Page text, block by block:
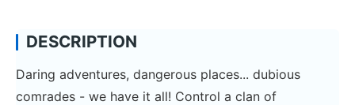
DESCRIPTION
Daring adventures, dangerous places... dubious
comrades - we have it all! Control a clan of